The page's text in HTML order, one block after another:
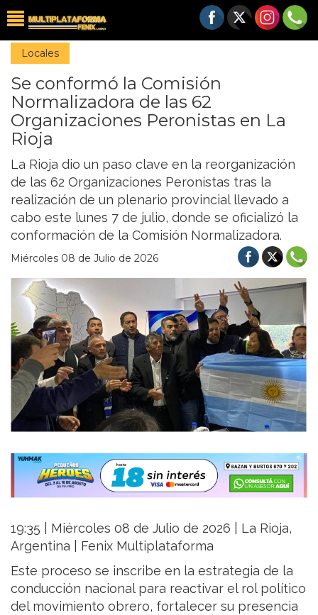
Locales
Se conformó la Comisión
Normalizadora de las 62
Organizaciones Peronistas en La
Rioja
La Rioja dio un paso clave en la reorganización
de las 62 Organizaciones Peronistas tras la
realización de un plenario provincial llevado a
cabo este lunes 7 de julio, donde se oficializó la
conformación de la Comisión Normalizadora.
Miércoles 08 de Julio de 2026
19:35 | Miércoles 08 de Julio de 2026 | La Rioja,
Argentina | Fenix Multiplataforma
Este proceso se inscribe en la estrategia de la
conducción nacional para reactivar el rol político
del movimiento obrero, fortalecer su presencia